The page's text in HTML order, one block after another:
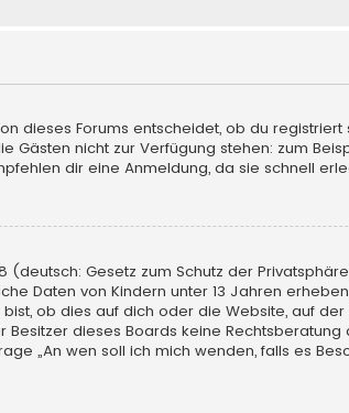
dieses Forums entscheidet, ob du
Gästen nicht zur Verfügung stehen: zum
dir eine Anmeldung, da sie schnell
(deutsch: Gesetz zum Schutz der
Daten von Kindern unter 13 Jahren
ob dies auf dich oder die Website, auf
dieses Boards keine
„An wen soll ich mich wenden, falls es